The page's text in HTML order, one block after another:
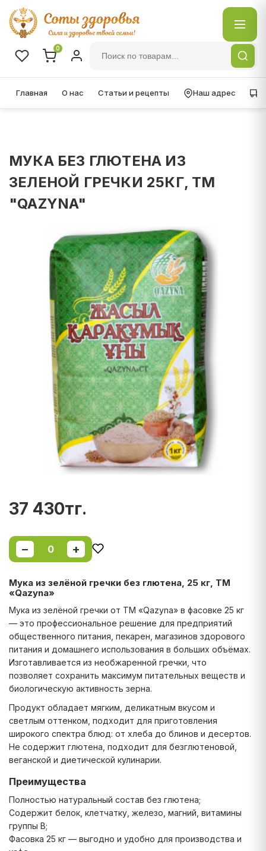
0
Главная О нас Статьи и рецепты Наш адрес
МУКА БЕЗ ГЛЮТЕНА ИЗ
ЗЕЛЕНОЙ ГРЕЧКИ 25КГ, ТМ
"QAZYNA"
37 430тг.
− 0 +
Мука из зелёной гречки без глютена, 25 кг, ТМ
«Qazyna»
Мука из зелёной гречки от ТМ «Qazyna» в фасовке 25 кг
— это профессиональное решение для предприятий
общественного питания, пекарен, магазинов здорового
питания и домашнего использования в больших объёмах.
Изготавливается из необжаренной гречки, что
позволяет сохранить максимум питательных веществ и
биологическую активность зерна.
Продукт обладает мягким, деликатным вкусом и
светлым оттенком, подходит для приготовления
широкого спектра блюд: от хлеба до блинов и десертов.
Не содержит глютена, подходит для безглютеновой,
веганской и диетической кулинарии.
Преимущества
Полностью натуральный состав без глютена;
Содержит белок, клетчатку, железо, магний, витамины
группы B;
Фасовка 25 кг — выгодно и удобно для производства и